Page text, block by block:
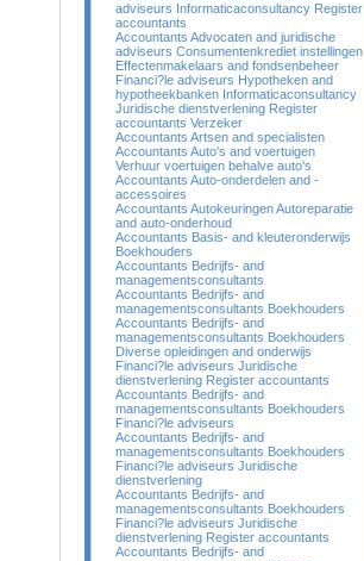
adviseurs Informaticaconsultancy Register
accountants
Accountants Advocaten and juridische
adviseurs Consumentenkrediet instellingen
Effectenmakelaars and fondsenbeheer
Financi?le adviseurs Hypotheken and
hypotheekbanken Informaticaconsultancy
Juridische dienstverlening Register
accountants Verzeker
Accountants Artsen and specialisten
Accountants Auto's and voertuigen
Verhuur voertuigen behalve auto's
Accountants Auto-onderdelen and -
accessoires
Accountants Autokeuringen Autoreparatie
and auto-onderhoud
Accountants Basis- and kleuteronderwijs
Boekhouders
Accountants Bedrijfs- and
managementsconsultants
Accountants Bedrijfs- and
managementsconsultants Boekhouders
Accountants Bedrijfs- and
managementsconsultants Boekhouders
Diverse opleidingen and onderwijs
Financi?le adviseurs Juridische
dienstverlening Register accountants
Accountants Bedrijfs- and
managementsconsultants Boekhouders
Financi?le adviseurs
Accountants Bedrijfs- and
managementsconsultants Boekhouders
Financi?le adviseurs Juridische
dienstverlening
Accountants Bedrijfs- and
managementsconsultants Boekhouders
Financi?le adviseurs Juridische
dienstverlening Register accountants
Accountants Bedrijfs- and